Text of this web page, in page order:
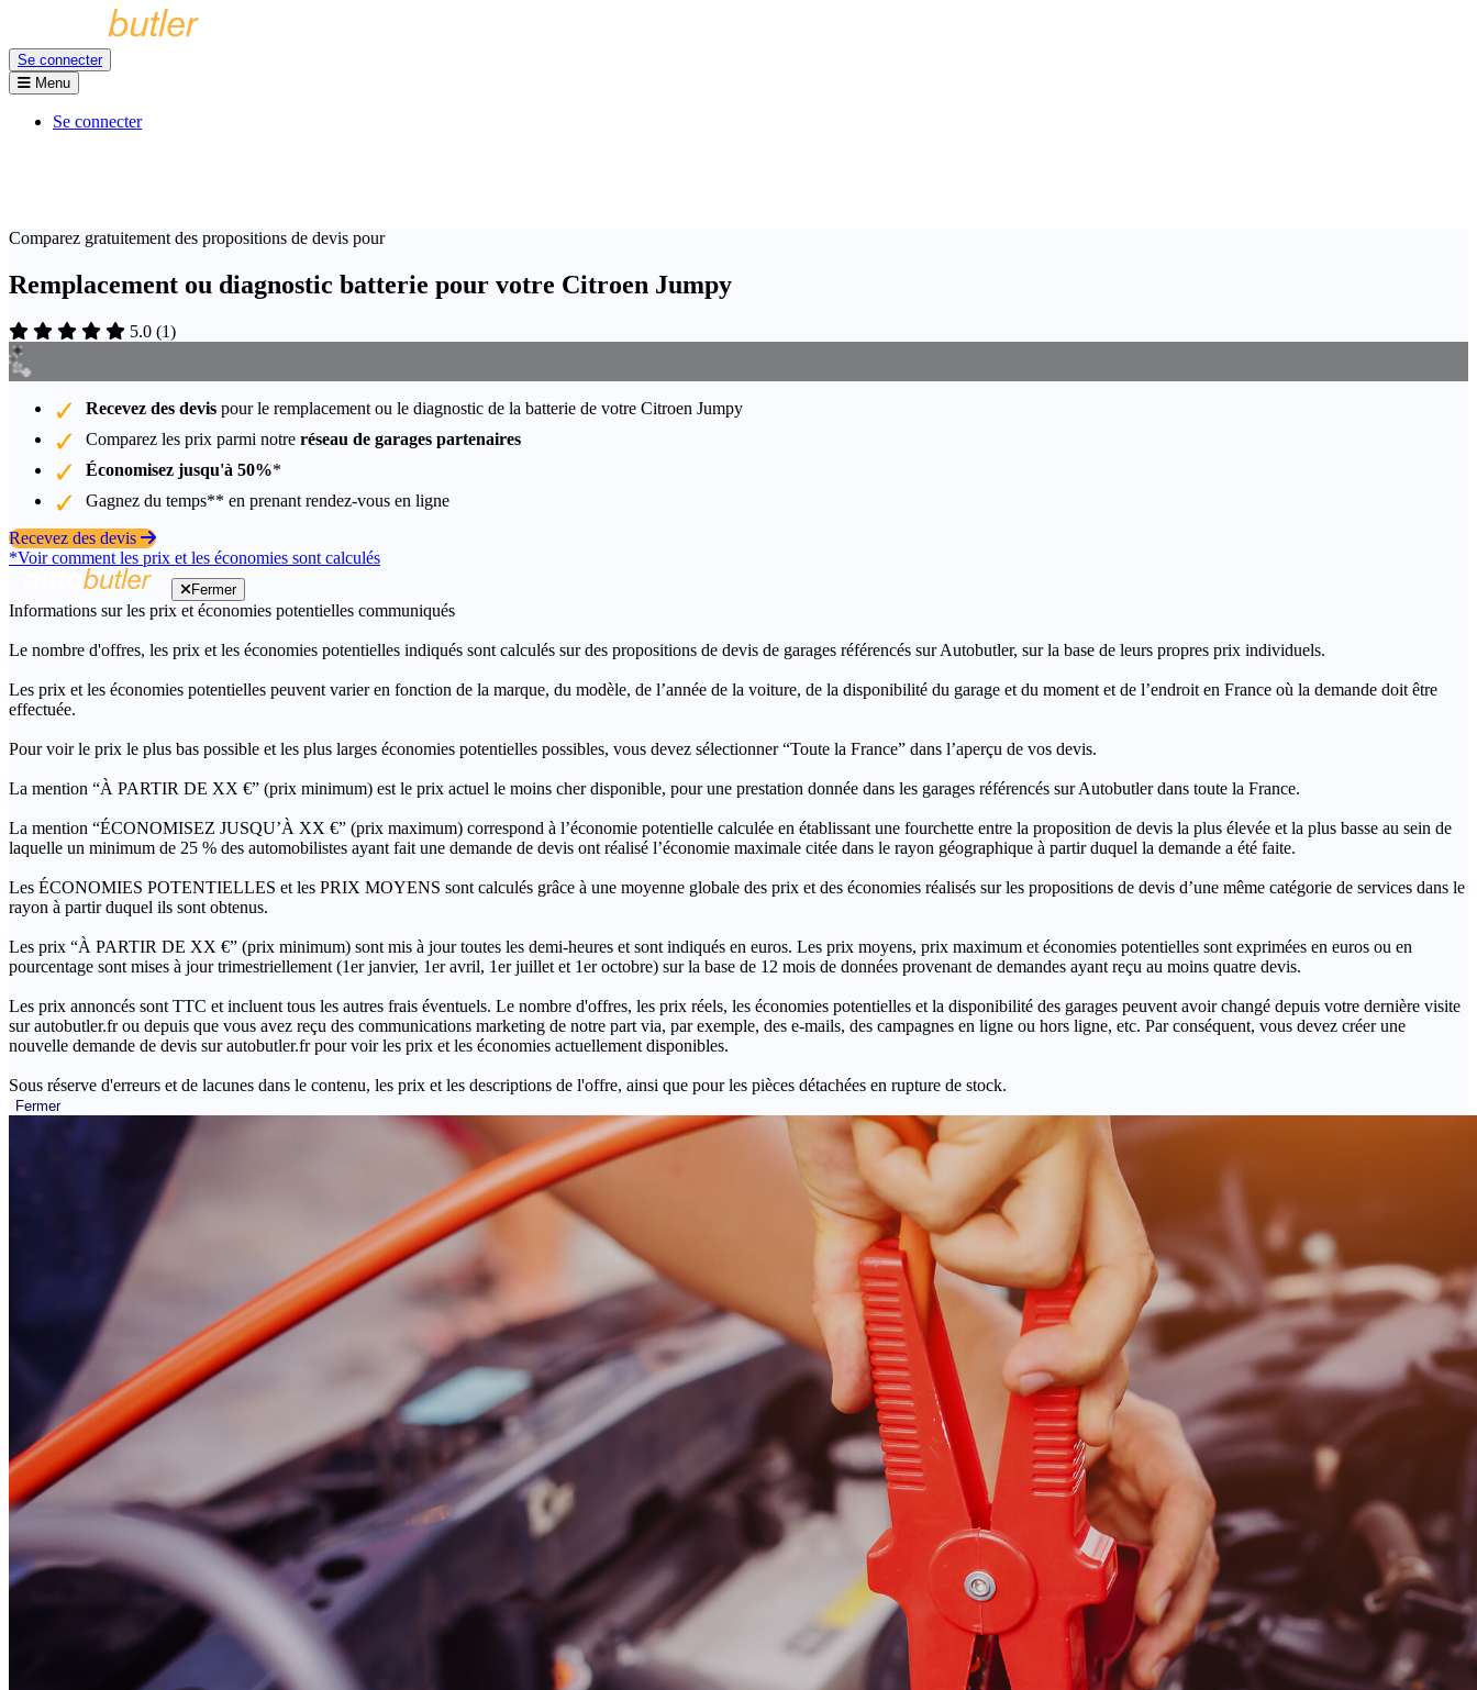
Se connecter
Menu
Se connecter
Comparez gratuitement des propositions de devis pour
Remplacement ou diagnostic batterie pour votre Citroen Jumpy
5.0 (1)
Recevez des devis pour le remplacement ou le diagnostic de la batterie de votre Citroen Jumpy
Comparez les prix parmi notre réseau de garages partenaires
Économisez jusqu'à 50%*
Gagnez du temps** en prenant rendez-vous en ligne
Recevez des devis
*Voir comment les prix et les économies sont calculés
Fermer
Informations sur les prix et économies potentielles communiqués
Le nombre d'offres, les prix et les économies potentielles indiqués sont calculés sur des propositions de devis de garages référencés sur Autobutler, sur la base de leurs propres prix individuels.
Les prix et les économies potentielles peuvent varier en fonction de la marque, du modèle, de l’année de la voiture, de la disponibilité du garage et du moment et de l’endroit en France où la demande doit être
effectuée.
Pour voir le prix le plus bas possible et les plus larges économies potentielles possibles, vous devez sélectionner “Toute la France” dans l’aperçu de vos devis.
La mention “À PARTIR DE XX €” (prix minimum) est le prix actuel le moins cher disponible, pour une prestation donnée dans les garages référencés sur Autobutler dans toute la France.
La mention “ÉCONOMISEZ JUSQU’À XX €” (prix maximum) correspond à l’économie potentielle calculée en établissant une fourchette entre la proposition de devis la plus élevée et la plus basse au sein de
laquelle un minimum de 25 % des automobilistes ayant fait une demande de devis ont réalisé l’économie maximale citée dans le rayon géographique à partir duquel la demande a été faite.
Les ÉCONOMIES POTENTIELLES et les PRIX MOYENS sont calculés grâce à une moyenne globale des prix et des économies réalisés sur les propositions de devis d’une même catégorie de services dans le
rayon à partir duquel ils sont obtenus.
Les prix “À PARTIR DE XX €” (prix minimum) sont mis à jour toutes les demi-heures et sont indiqués en euros. Les prix moyens, prix maximum et économies potentielles sont exprimées en euros ou en
pourcentage sont mises à jour trimestriellement (1er janvier, 1er avril, 1er juillet et 1er octobre) sur la base de 12 mois de données provenant de demandes ayant reçu au moins quatre devis.
Les prix annoncés sont TTC et incluent tous les autres frais éventuels. Le nombre d'offres, les prix réels, les économies potentielles et la disponibilité des garages peuvent avoir changé depuis votre dernière visite
sur autobutler.fr ou depuis que vous avez reçu des communications marketing de notre part via, par exemple, des e-mails, des campagnes en ligne ou hors ligne, etc. Par conséquent, vous devez créer une
nouvelle demande de devis sur autobutler.fr pour voir les prix et les économies actuellement disponibles.
Sous réserve d'erreurs et de lacunes dans le contenu, les prix et les descriptions de l'offre, ainsi que pour les pièces détachées en rupture de stock.
Fermer